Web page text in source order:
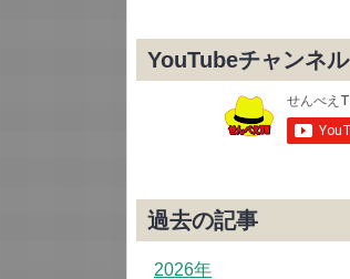
YouTubeチャンネル
過去の記事
2026年